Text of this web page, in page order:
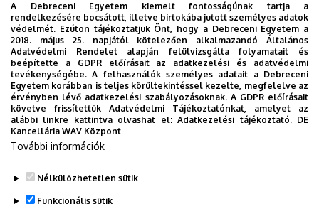
2026. augusztus 7.
Univerzum: A Debreceni Egyetem
titkos receptjei
KUTATÁS TUDOMÁNY
A Debreceni Egyetem kiemelt fontosságúnak tartja a
rendelkezésére bocsátott, illetve birtokába jutott személyes adatok
védelmét. Ezúton tájékoztatjuk Önt, hogy a Debreceni Egyetem a
2018. május 25. napjától kötelezően alkalmazandó Általános
Adatvédelmi Rendelet alapján felülvizsgálta folyamatait és
beépítette a GDPR előírásait az adatkezelési és adatvédelmi
tevékenységébe. A felhasználók személyes adatait a Debreceni
Egyetem korábban is teljes körültekintéssel kezelte, megfelelve az
érvényben lévő adatkezelési szabályozásoknak. A GDPR előírásait
követve frissítettük Adatvédelmi Tájékoztatónkat, amelyet az
alábbi linkre kattintva olvashat el:Adatkezelési tájékoztató. DE
Kancellária WAV Központ
További információk
Nélkülözhetetlen sütik
Funkcionális sütik